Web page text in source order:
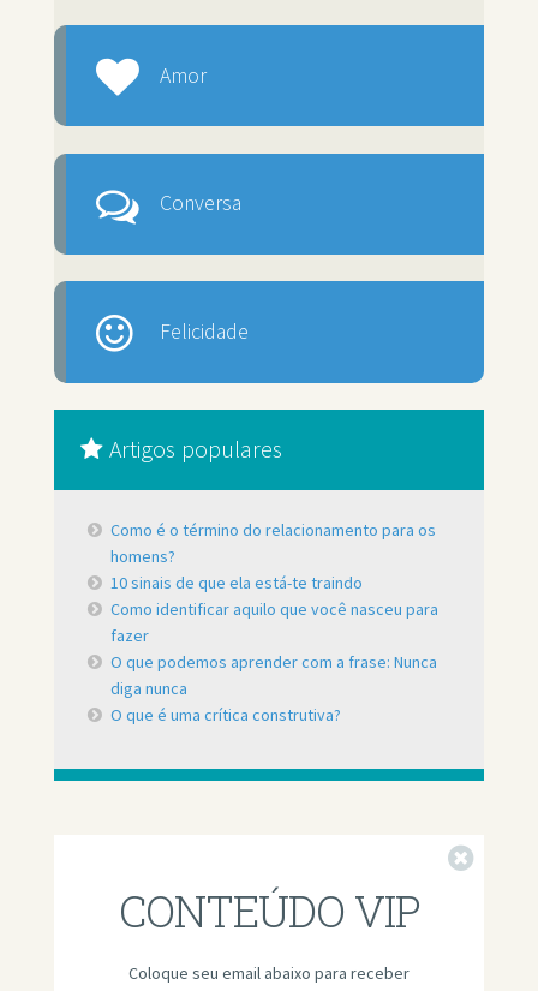
Amor
Conversa
Felicidade
Artigos populares
Como é o término do relacionamento para os
homens?
10 sinais de que ela está-te traindo
Como identificar aquilo que você nasceu para
fazer
O que podemos aprender com a frase: Nunca
diga nunca
O que é uma crítica construtiva?
CONTEÚDO VIP
Coloque seu email abaixo para receber